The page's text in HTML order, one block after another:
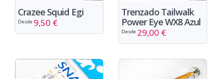
Crazee Squid Egi
Desde 9,50 €
Trenzado Tailwalk
Power Eye WX8 Azul
Desde 29,00 €